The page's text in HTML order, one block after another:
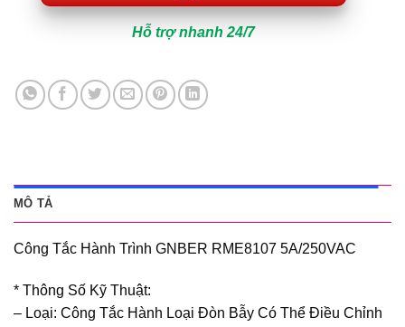
Hỗ trợ nhanh 24/7
MÔ TẢ
Công Tắc Hành Trình GNBER RME8107 5A/250VAC
* Thông Số Kỹ Thuật:
– Loại: Công Tắc Hành Loại Đòn Bẫy Có Thể Điều Chỉnh